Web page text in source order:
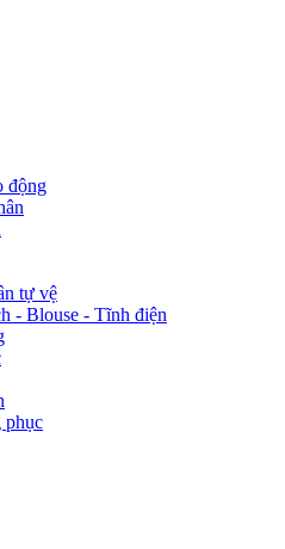
động
tự vệ
- Blouse - Tĩnh điện
phục